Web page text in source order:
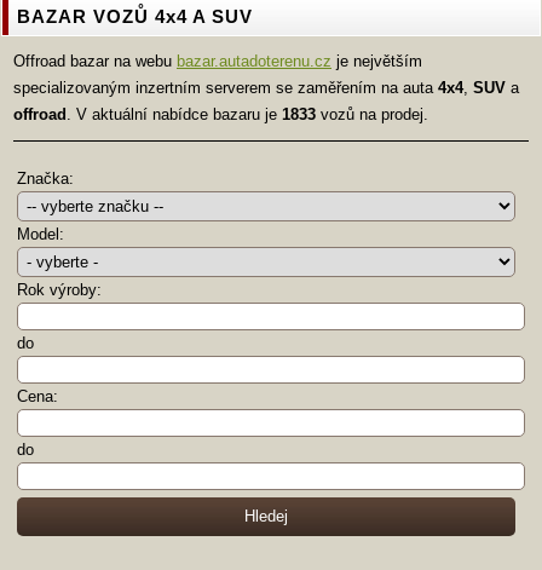
BAZAR VOZŮ 4x4 A SUV
Offroad bazar na webu bazar.autadoterenu.cz je největším
specializovaným inzertním serverem se zaměřením na auta 4x4, SUV a
offroad . V aktuální nabídce bazaru je 1833 vozů na prodej.
Značka:
Model:
Rok výroby:
do
Cena:
do